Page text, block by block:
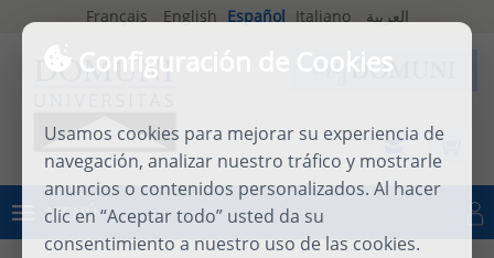
Configuración de Cookies
Usamos cookies para mejorar su experiencia de
navegación, analizar nuestro tráfico y mostrarle
anuncios o contenidos personalizados. Al hacer
clic en “Aceptar todo” usted da su
consentimiento a nuestro uso de las cookies.
Français English Español Italiano العربية
MENÚ